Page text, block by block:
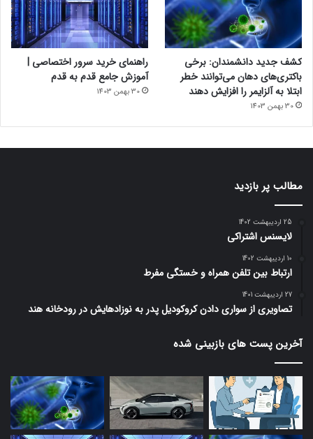
کشف جدید دانشمندان: برخی
باکتری‌های دهان می‌توانند خطر
ابتلا به آلزایمر را افزایش دهند
30 بهمن 1403
راهنمای خرید سرور اختصاصی |
آموزش جامع قدم به قدم
30 بهمن 1403
مطالب پر بازدید
25 اردیبهشت 1402
لایسنس اشتراکی
10 اردیبهشت 1402
ارتباط بین تلفن همراه و خستگی مفرط
27 اردیبهشت 1401
تصاویری از سواری دادن کروکودیل پدر به نوزادهایش در رودخانه هند
آخرین پست های بازبینی شده